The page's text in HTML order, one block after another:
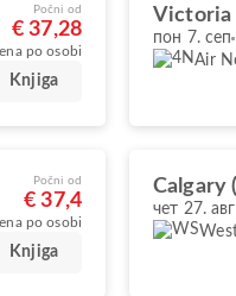
Počni od
€ 37,28
po osobi
Knjiga
Victoria
пон 7. сеп
Air
Počni od
€ 37,4
po osobi
Knjiga
Calgary
чет 27. авг